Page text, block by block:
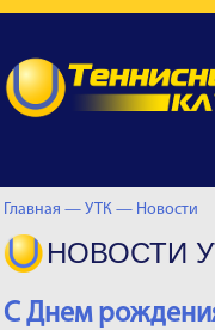
Главная — УТК — Новости
НОВОСТИ
С Днем